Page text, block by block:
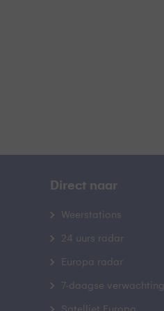
Direct naar
Weerstations
24 uurs radar
Europa radar
7-daagse verwachting